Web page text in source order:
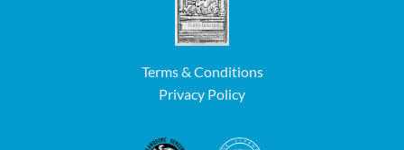
Terms & Conditions
Privacy Policy